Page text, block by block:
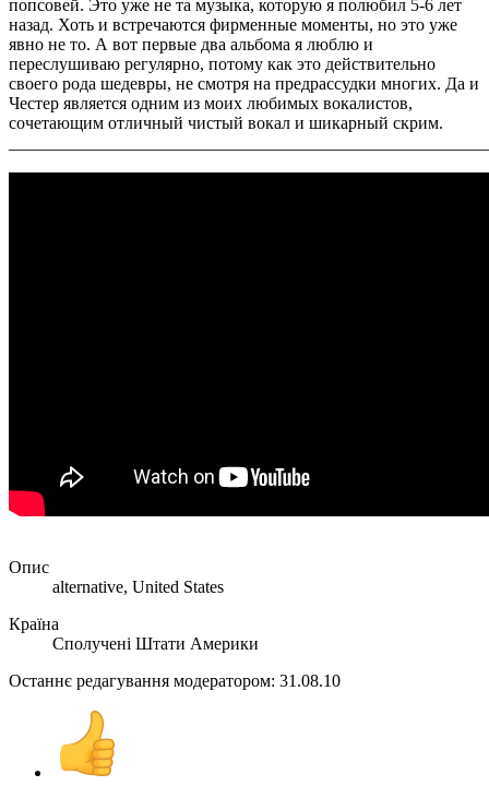
попсовей. Это уже не та музыка, которую я полюбил 5-6 лет
назад. Хоть и встречаются фирменные моменты, но это уже
явно не то. А вот первые два альбома я люблю и
переслушиваю регулярно, потому как это действительно
своего рода шедевры, не смотря на предрассудки многих. Да и
Честер является одним из моих любимых вокалистов,
сочетающим отличный чистый вокал и шикарный скрим.
Опис
alternative, United States
Країна
Сполучені Штати Америки
Останнє редагування модератором: 31.08.10